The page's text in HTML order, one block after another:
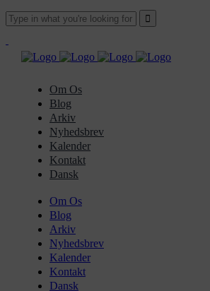
Om Os
Blog
Arkiv
Nyhedsbrev
Kalender
Kontakt
Dansk
Om Os
Blog
Arkiv
Nyhedsbrev
Kalender
Kontakt
Dansk